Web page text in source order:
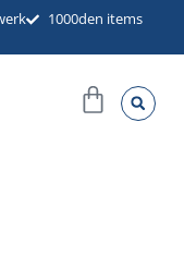
1000den items